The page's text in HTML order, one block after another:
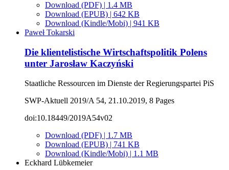
Download (PDF) | 1.4 MB
Download (EPUB) | 642 KB
Download (Kindle/Mobi) | 941 KB
Paweł Tokarski
Die klientelistische Wirtschaftspolitik Polens
unter Jarosław Kaczyński
Staatliche Ressourcen im Dienste der Regierungspartei PiS
SWP-Aktuell 2019/A 54, 21.10.2019, 8 Pages
doi:10.18449/2019A54v02
Download (PDF) | 1.7 MB
Download (EPUB) | 741 KB
Download (Kindle/Mobi) | 1.1 MB
Eckhard Lübkemeier